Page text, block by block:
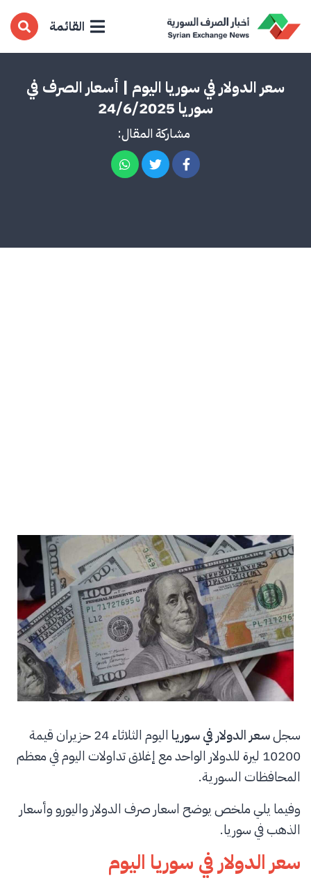
القائمة
سعر الدولار في سوريا اليوم | أسعار الصرف في
سوريا 24/6/2025
مشاركة المقال:
سجلسعر الدولار في سوريا
اليوم الثلاثاء 24 حزيران قيمة
10200 ليرة للدولار الواحد مع إغلاق تداولات اليوم في معظم
المحافظات السورية.
وفيما يلي ملخص يوضح اسعار صرف الدولار واليورو وأسعار
الذهب في سوريا.
سعر الدولار في سوريا اليوم